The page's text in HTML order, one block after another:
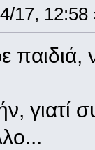
17, 12:58
γιατί